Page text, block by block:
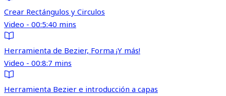
Crear Rectángulos y Circulos
Video - 00:5:40 mins
Herramienta de Bezier, Forma ¡Y más!
Video - 00:8:7 mins
Herramienta Bezier e introducción a capas